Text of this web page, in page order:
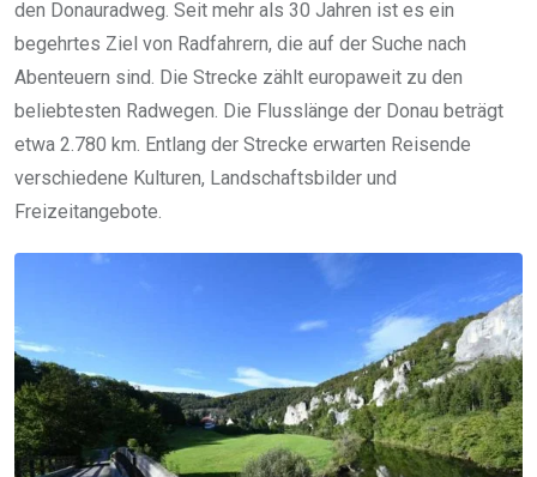
den Donauradweg. Seit mehr als 30 Jahren ist es ein
begehrtes Ziel von Radfahrern, die auf der Suche nach
Abenteuern sind. Die Strecke zählt europaweit zu den
beliebtesten Radwegen. Die Flusslänge der Donau beträgt
etwa 2.780 km. Entlang der Strecke erwarten Reisende
verschiedene Kulturen, Landschaftsbilder und
Freizeitangebote.